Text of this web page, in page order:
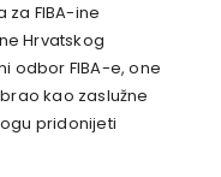
za FIBA-ine
Hrvatskog
odbor FIBA-e, one
kao zaslužne
pridonijeti